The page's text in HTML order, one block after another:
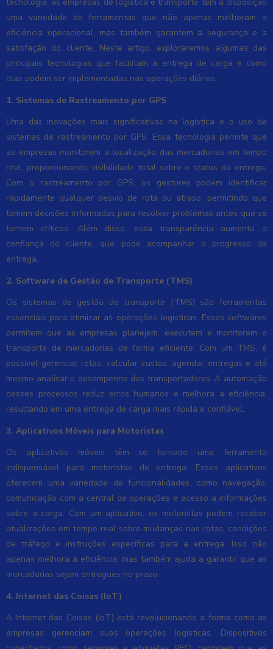
tecnologia, as empresas de logística e transporte têm à disposição
uma variedade de ferramentas que não apenas melhoram a
eficiência operacional, mas também garantem a segurança e a
satisfação do cliente. Neste artigo, exploraremos algumas das
principais tecnologias que facilitam a entrega de carga e como
elas podem ser implementadas nas operações diárias.
1. Sistemas de Rastreamento por GPS
Uma das inovações mais significativas na logística é o uso de
sistemas de rastreamento por GPS. Essa tecnologia permite que
as empresas monitorem a localização das mercadorias em tempo
real, proporcionando visibilidade total sobre o status da entrega.
Com o rastreamento por GPS, os gestores podem identificar
rapidamente qualquer desvio de rota ou atraso, permitindo que
tomem decisões informadas para resolver problemas antes que se
tornem críticos. Além disso, essa transparência aumenta a
confiança do cliente, que pode acompanhar o progresso da
entrega.
2. Software de Gestão de Transporte (TMS)
Os sistemas de gestão de transporte (TMS) são ferramentas
essenciais para otimizar as operações logísticas. Esses softwares
permitem que as empresas planejem, executem e monitorem o
transporte de mercadorias de forma eficiente. Com um TMS, é
possível gerenciar rotas, calcular custos, agendar entregas e até
mesmo analisar o desempenho dos transportadores. A automação
desses processos reduz erros humanos e melhora a eficiência,
resultando em uma entrega de carga mais rápida e confiável.
3. Aplicativos Móveis para Motoristas
Os aplicativos móveis têm se tornado uma ferramenta
indispensável para motoristas de entrega. Esses aplicativos
oferecem uma variedade de funcionalidades, como navegação,
comunicação com a central de operações e acesso a informações
sobre a carga. Com um aplicativo, os motoristas podem receber
atualizações em tempo real sobre mudanças nas rotas, condições
de tráfego e instruções específicas para a entrega. Isso não
apenas melhora a eficiência, mas também ajuda a garantir que as
mercadorias sejam entregues no prazo.
4. Internet das Coisas (IoT)
A Internet das Coisas (IoT) está revolucionando a forma como as
empresas gerenciam suas operações logísticas. Dispositivos